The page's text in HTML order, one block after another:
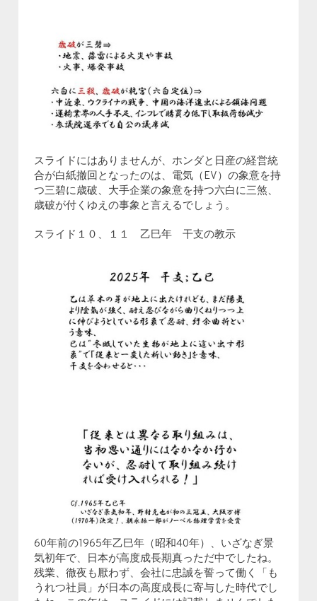
スライドにはありませんが、ホンダと日産の経営統
合が白紙撤回となったのは、電気（EV）の象意を持
つ三碧に歳破、大手企業の象意を持つ六白に三煞、
歳破が付くゆえの事象と言えるでしょう。
スライド１０、１１ 乙巳年 干支の教示
60年前の1965年乙巳年（昭和40年）、いざなぎ景
気初年で、日本が高度成長期真っただ中でしたね。
残業、徹夜も厭わず、会社に忠誠を誓って働く「も
うれつ社員」が日本の高度成長に寄与した時代でし